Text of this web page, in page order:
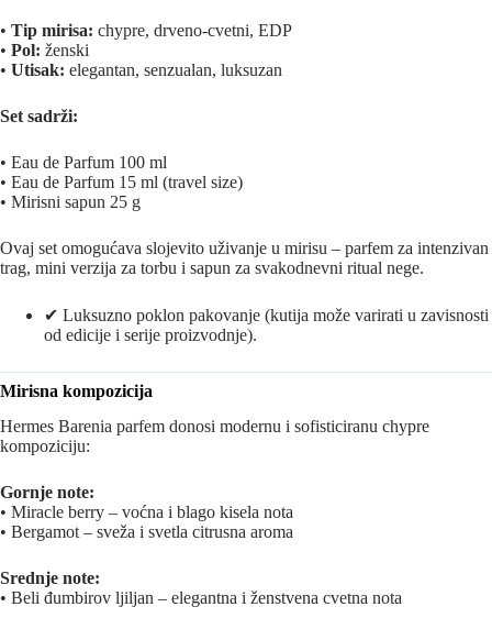
• Tip mirisa: chypre, drveno-cvetni, EDP
• Pol: ženski
• Utisak: elegantan, senzualan, luksuzan
Set sadrži:
• Eau de Parfum 100 ml
• Eau de Parfum 15 ml (travel size)
• Mirisni sapun 25 g
Ovaj set omogućava slojevito uživanje u mirisu – parfem za intenzivan
trag, mini verzija za torbu i sapun za svakodnevni ritual nege.
✔ Luksuzno poklon pakovanje (kutija može varirati u zavisnosti
od edicije i serije proizvodnje).
Mirisna kompozicija
Hermes Barenia parfem donosi modernu i sofisticiranu chypre
kompoziciju:
Gornje note:
• Miracle berry – voćna i blago kisela nota
• Bergamot – sveža i svetla citrusna aroma
Srednje note:
• Beli đumbirov ljiljan – elegantna i ženstvena cvetna nota